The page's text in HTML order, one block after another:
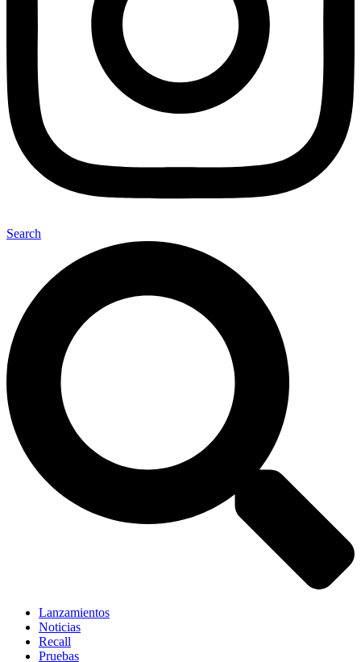
Search
Lanzamientos
Noticias
Recall
Pruebas